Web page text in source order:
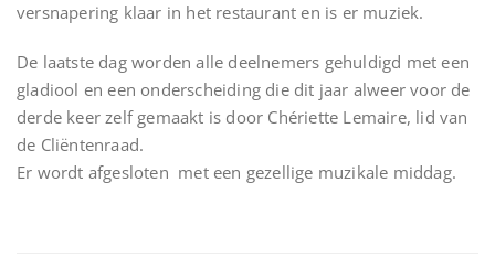
versnapering klaar in het restaurant en is er muziek.
De laatste dag worden alle deelnemers gehuldigd met een
gladiool en een onderscheiding die dit jaar alweer voor de
derde keer zelf gemaakt is door Chériette Lemaire, lid van
de Cliëntenraad.
Er wordt afgesloten met een gezellige muzikale middag.